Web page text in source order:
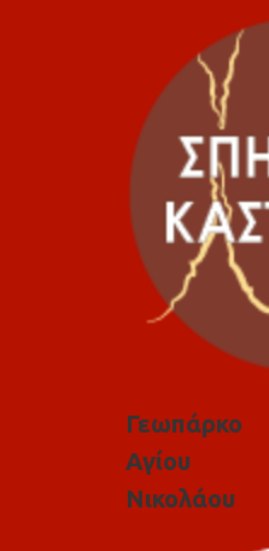
Γεωπάρκο
Αγίου
Νικολάου